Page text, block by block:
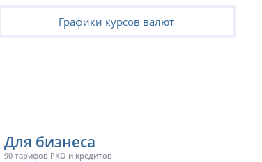
Графики курсов валют
Для бизнеса
90 тарифов РКО и кредитов